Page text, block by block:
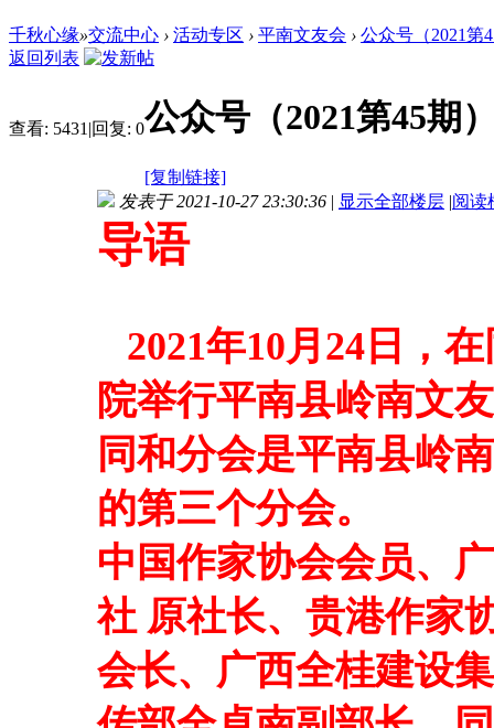
千秋心缘»交流中心 › 活动专区 › 平南文友会 › 公众号（2021第
返回列表
查看: 5431 |回复: 0公众号（2021第45期
[复制链接]
发表于 2021-10-27 23:30:36 | 显示全部楼层 |阅读
导语
2021年10月 24 日，
院举行平南县岭南文
同和分会是平南县岭
的第三个分会。
中国作家协会会员、
社 原社长、贵港作家
会长、广西全桂建设